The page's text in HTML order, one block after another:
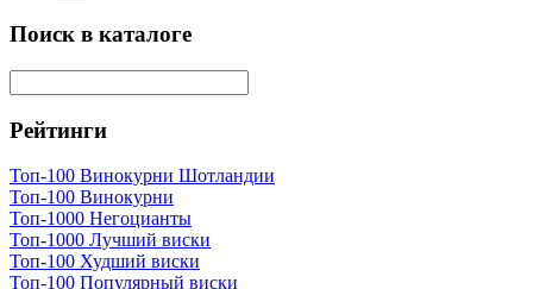
Поиск в каталоге
Рейтинги
Топ-100 Винокурни Шотландии
Топ-100 Винокурни
Топ-1000 Негоцианты
Топ-1000 Лучший виски
Топ-100 Худший виски
Топ-100 Популярный виски